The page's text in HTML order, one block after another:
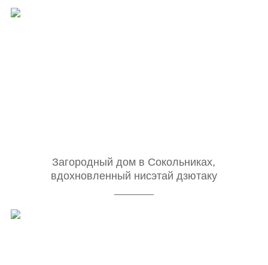
Загородный дом в Сокольниках,
вдохновленный нисэтай дзютаку